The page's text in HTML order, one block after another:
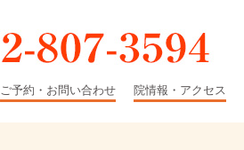
ご予約・お問い合わせ 院情報・アクセス